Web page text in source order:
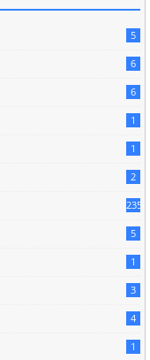
5
6
6
1
1
2
235
5
1
3
4
1